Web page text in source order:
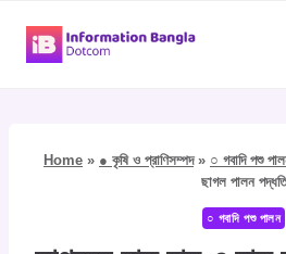
Home » ● কৃষি ও প্রাণিসম্পদ» ○ গবাদি পশু
ছাগল পালন পদ্ধতি
○ গবাদি পশু পালন